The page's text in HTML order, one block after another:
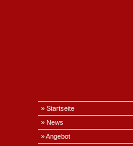
» Startseite
» News
» Angebot